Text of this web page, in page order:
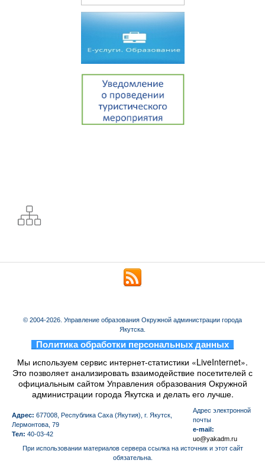
© 2004-2026. Управление образования Окружной администрации города
Якутска.
Политика обработки персональных данных
Мы используем сервис интернет-статистики «LiveInternet».
Это позволяет анализировать взаимодействие посетителей с
официальным сайтом Управления образования Окружной
администрации города Якутска и делать его лучше.
Адрес: 677008, Республика Саха (Якутия), г. Якутск,
Лермонтова, 79
Тел: 40-03-42
Aдрес электронной
почты
e-mail:
uo@yakadm.ru
При использовании материалов сервера ссылка на источник и этот сайт
обязательна.